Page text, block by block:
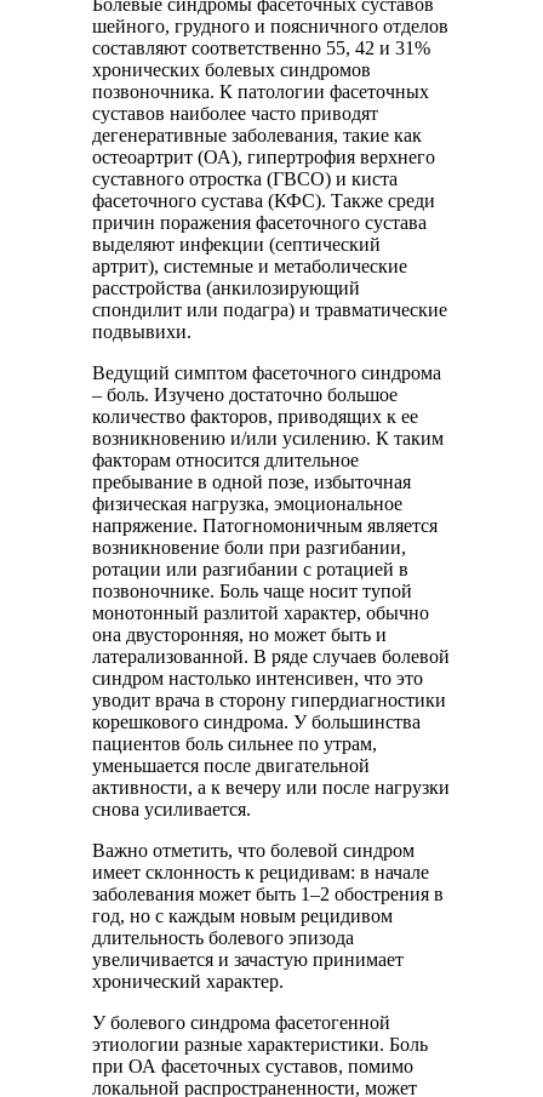
Болевые синдромы фасеточных суставов
шейного, грудного и поясничного отделов
составляют соответственно 55, 42 и 31%
хронических болевых синдромов
позвоночника. К патологии фасеточных
суставов наиболее часто приводят
дегенеративные заболевания, такие как
остеоартрит (ОА), гипертрофия верхнего
суставного отростка (ГВСО) и киста
фасеточного сустава (КФС). Также среди
причин поражения фасеточного сустава
выделяют инфекции (септический
артрит), системные и метаболические
расстройства (анкилозирующий
спондилит или подагра) и травматические
подвывихи.
Ведущий симптом фасеточного синдрома
– боль. Изучено достаточно большое
количество факторов, приводящих к ее
возникновению и/или усилению. К таким
факторам относится длительное
пребывание в одной позе, избыточная
физическая нагрузка, эмоциональное
напряжение. Патогномоничным является
возникновение боли при разгибании,
ротации или разгибании с ротацией в
позвоночнике. Боль чаще носит тупой
монотонный разлитой характер, обычно
она двусторонняя, но может быть и
латерализованной. В ряде случаев болевой
синдром настолько интенсивен, что это
уводит врача в сторону гипердиагностики
корешкового синдрома. У большинства
пациентов боль сильнее по утрам,
уменьшается после двигательной
активности, а к вечеру или после нагрузки
снова усиливается.
Важно отметить, что болевой синдром
имеет склонность к рецидивам: в начале
заболевания может быть 1–2 обострения в
год, но с каждым новым рецидивом
длительность болевого эпизода
увеличивается и зачастую принимает
хронический характер.
У болевого синдрома фасетогенной
этиологии разные характеристики. Боль
при ОА фасеточных суставов, помимо
локальной распространенности, может